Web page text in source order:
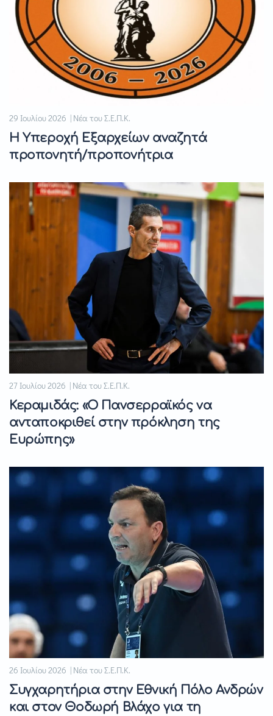
29 Ιουλίου 2026 | Νέα του Σ.Ε.Π.Κ.
Η Υπεροχή Εξαρχείων αναζητά
προπονητή/προπονήτρια
27 Ιουλίου 2026 | Νέα του Σ.Ε.Π.Κ.
Κεραμιδάς: «Ο Πανσερραϊκός να
ανταποκριθεί στην πρόκληση της
Ευρώπης»
26 Ιουλίου 2026 | Νέα του Σ.Ε.Π.Κ.
Συγχαρητήρια στην Εθνική Πόλο Ανδρών
και στον Θοδωρή Βλάχο για τη